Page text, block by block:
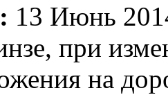
13 Июнь
при
на